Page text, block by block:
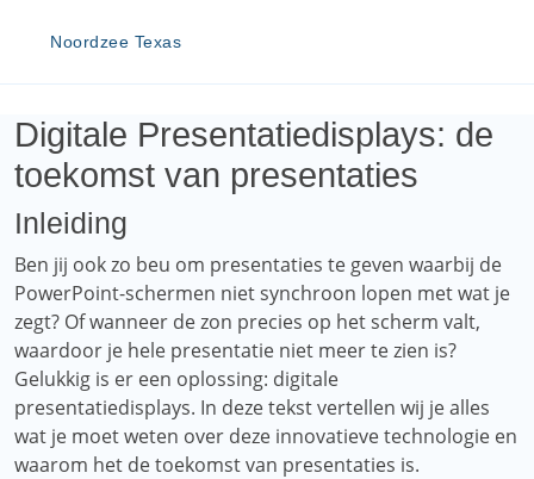
Noordzee Texas
Digitale Presentatiedisplays: de
toekomst van presentaties
Inleiding
Ben jij ook zo beu om presentaties te geven waarbij de
PowerPoint-schermen niet synchroon lopen met wat je
zegt? Of wanneer de zon precies op het scherm valt,
waardoor je hele presentatie niet meer te zien is?
Gelukkig is er een oplossing: digitale
presentatiedisplays. In deze tekst vertellen wij je alles
wat je moet weten over deze innovatieve technologie en
waarom het de toekomst van presentaties is.